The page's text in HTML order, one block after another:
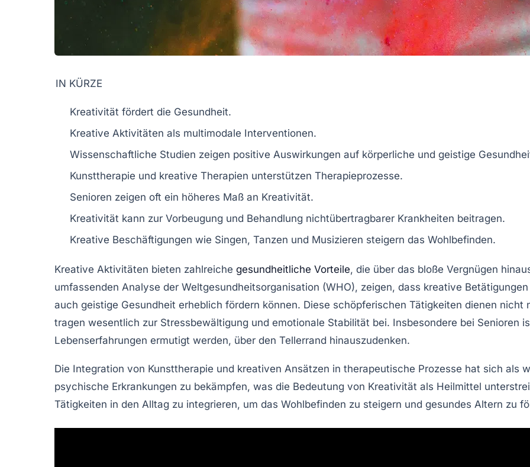
IN KÜRZE
Kreativität fördert die Gesundheit.
Kreative Aktivitäten als multimodale Interventionen.
Wissenschaftliche Studien zeigen positive Auswirkungen auf körperliche und geistige
Kunsttherapie und kreative Therapien unterstützen Therapieprozesse.
Senioren zeigen oft ein höheres Maß an Kreativität.
Kreativität kann zur Vorbeugung und Behandlung nichtübertragbarer Krankheiten beitragen.
Kreative Beschäftigungen wie Singen, Tanzen und Musizieren steigern das Wohlbefinden.
Kreative Aktivitäten bieten zahlreiche gesundheitliche Vorteile, die über das bloße Vergnügen
umfassenden Analyse der Weltgesundheitsorganisation (WHO), zeigen, dass kreative
auch geistige Gesundheit erheblich fördern können. Diese schöpferischen Tätigkeiten dienen nicht
tragen wesentlich zur Stressbewältigung und emotionale Stabilität bei. Insbesondere bei Senioren
Lebenserfahrungen ermutigt werden, über den Tellerrand hinauszudenken.
Die Integration von Kunsttherapie und kreativen Ansätzen in therapeutische Prozesse hat sich als
psychische Erkrankungen zu bekämpfen, was die Bedeutung von Kreativität als Heilmittel
Tätigkeiten in den Alltag zu integrieren, um das Wohlbefinden zu steigern und gesundes Altern zu